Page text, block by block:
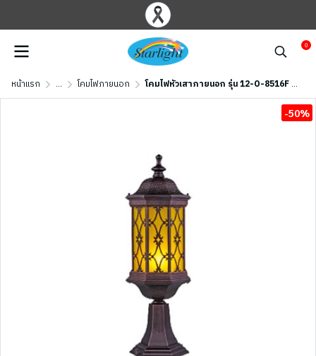
0
หน้าแรก ... โคมไฟภายนอก โคมไฟหัวเสาภายนอก รุ่น 12-O-8516F (E27x1) สีน้ำตาลเข้ม
-50%